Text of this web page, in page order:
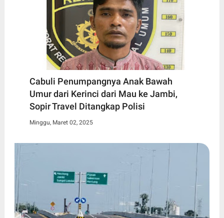
Cabuli Penumpangnya Anak Bawah
Umur dari Kerinci dari Mau ke Jambi,
Sopir Travel Ditangkap Polisi
Minggu, Maret 02, 2025